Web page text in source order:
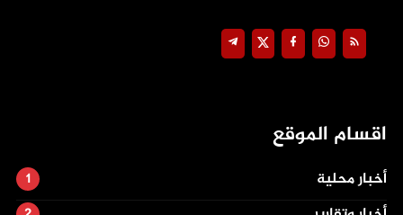
اقسام الموقع
أخبار محلية